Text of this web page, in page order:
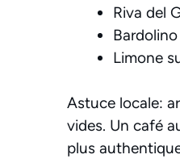
Riva del
Limone
Astuce locale:
vides. Un café
plus